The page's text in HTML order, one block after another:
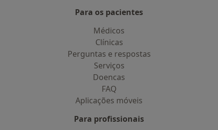
Para os pacientes
Médicos
Clínicas
Perguntas e respostas
Serviços
Doencas
FAQ
Aplicações móveis
Para profissionais